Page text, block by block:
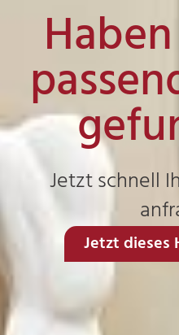
Jetzt schnell
Jetzt dieses